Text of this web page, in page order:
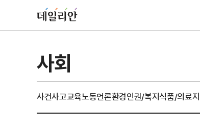
사회
사건사고교육노동언론환경인권/복지식품/의료